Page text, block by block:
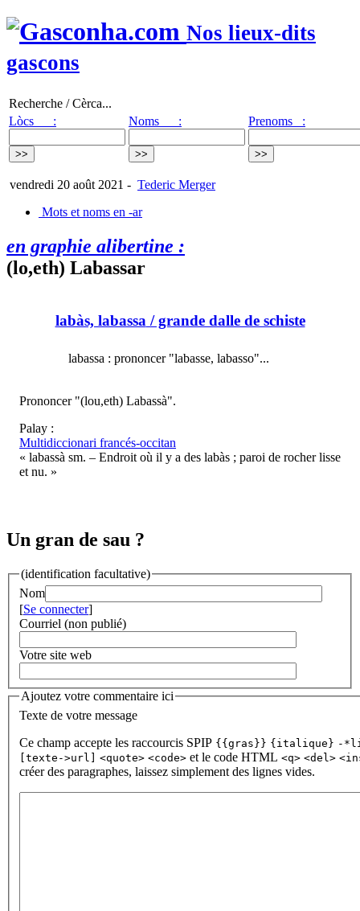
Nos lieux-dits
gascons
Recherche / Cèrca...
Lòcs :
Noms : Prenoms :
vendredi 20 août 2021 - Tederic Merger
Mots et noms en -ar
en graphie alibertine :
(lo,eth) Labassar
labàs, labassa/ grande dalle de schiste
labassa : prononcer "labasse, labasso"...
Prononcer "(lou,eth) Labassà".
Palay :
Multidiccionari francés-occitan
« labassà sm. – Endroit où il y a des labàs ; paroi de rocher lisse
et nu. »
Un gran de sau ?
(identification facultative)
Nom
[Se connecter]
Courriel (non publié)
Votre site web
Ajoutez votre commentaire ici
Texte de votre message
Ce champ accepte les raccourcis SPIP {{gras}} {italique} -
[texte->url] <quote> <code> et le code HTML <q> <del>
créer des paragraphes, laissez simplement des lignes vides.